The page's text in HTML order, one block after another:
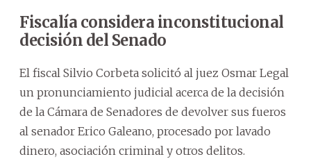
Fiscalía considera inconstitucional
decisión del Senado
El fiscal Silvio Corbeta solicitó al juez Osmar Legal
un pronunciamiento judicial acerca de la decisión
de la Cámara de Senadores de devolver sus fueros
al senador Erico Galeano, procesado por lavado
dinero, asociación criminal y otros delitos.